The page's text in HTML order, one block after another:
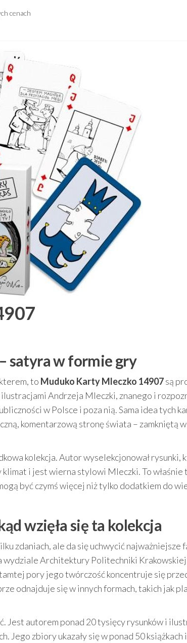
cenach
satyra w formie gry
to Muduko Karty Mleczko 14907są
Andrzeja Mleczki, znanego i
w Polsce i poza nią. Sama idea tych
komentarzową stronę świata – zamkniętą
kolekcja. Autor wyselekcjonował rysunki,
klimat i jest wierna stylowi Mleczki. To właśnie
być czymś więcej niż tylko dodatkiem do
wzięła się ta kolekcja
zdaniach, ale da się uchwycić najważniejsze
wydziale Architektury Politechniki
pory jego twórczość koncentruje się
odnajduje się w innych formach, takich jak
Jest autorem ponad 20 tysięcy rysunków i
Jego zbiory ukazały się w ponad 50 książkach